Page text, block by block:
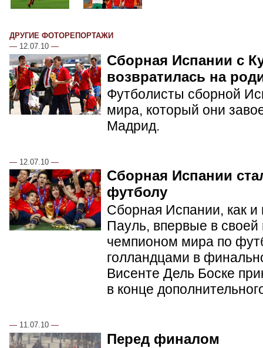
ДРУГИЕ ФОТОРЕПОРТАЖИ
— 12.07.10 —
Сборная Испании с
возвратилась на
Футболисты сборной
мира, который они
Мадрид.
— 12.07.10 —
Сборная Испании
футболу
Сборная Испании, как и
Пауль, впервые в своей
чемпионом мира по
голландцами в
Висенте Дель Боске
в конце
— 11.07.10 —
Перед финалом